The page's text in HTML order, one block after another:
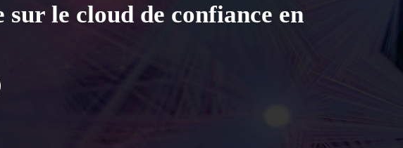
le cloud de confiance en
2025-2026 : l’étude Exaegis sur le cloud de confiance en France –
"Blueprint 2025-2026 : l’étude Exaegis sur le cloud de confiance en
"Blueprint 2025-2026 : l’étude Exaegis sur le cloud de confiance